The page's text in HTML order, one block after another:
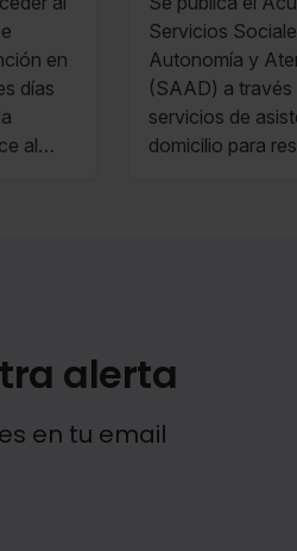
en
días
al
Servicios
Autonomía y
(SAAD) a través
servicios de
domicilio para
alerta
en tu email